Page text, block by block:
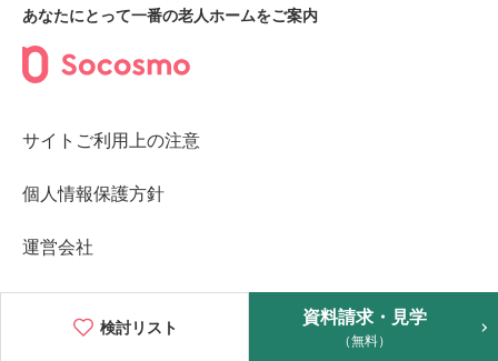
検討リスト 資料請求・見学
（無料）
あなたにとって一番の老人ホームをご案内
サイトご利用上の注意
個人情報保護方針
運営会社
©2023︎ Socosmo Inc.